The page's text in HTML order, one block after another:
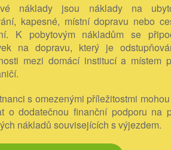
náklady jsou náklady na
kapesné, místní dopravu nebo
K pobytovým nákladům se
na dopravu, který je
mezi domácí institucí a místem
s omezenými příležitostmi
o dodatečnou finanční podporu na
nákladů souvisejících s